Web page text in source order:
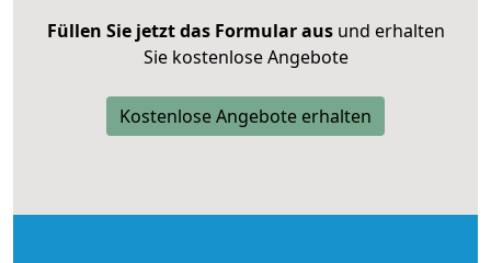
Füllen Sie jetzt das Formular ausund erhalten
Sie kostenlose Angebote
Kostenlose Angebote erhalten